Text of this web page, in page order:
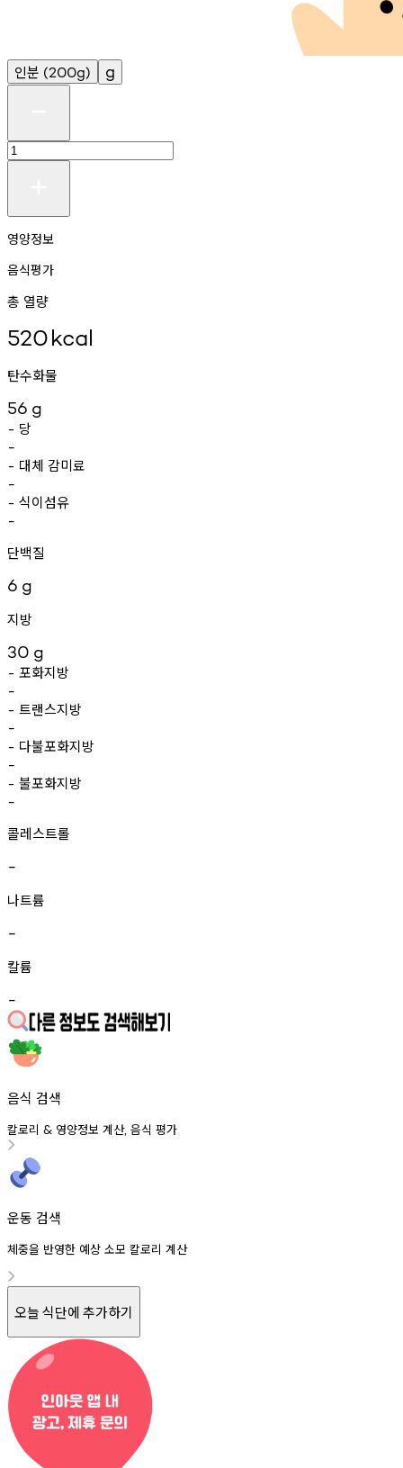
인분 (200g) g
영양정보
음식평가
총 열량
520kcal
탄수화물
56 g
- 당
-
- 대체 감미료
-
- 식이섬유
-
단백질
6 g
지방
30 g
- 포화지방
-
- 트랜스지방
-
- 다불포화지방
-
- 불포화지방
-
콜레스트롤
-
나트륨
-
칼륨
-
음식 검색
칼로리 & 영양정보 계산, 음식 평가
운동 검색
체중을 반영한 예상 소모 칼로리 계산
오늘 식단에 추가하기